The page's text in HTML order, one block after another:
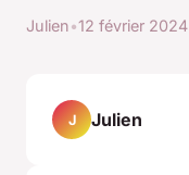
Julien•12 février 2024
J Julien